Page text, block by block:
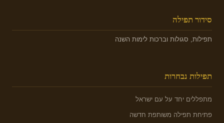
סידור תפילה
תפילות, סגולות וברכות לימות השנה
תפילות נבחרות
מתפללים יחד על עם ישראל
פתיחת תפילה משותפת חדשה